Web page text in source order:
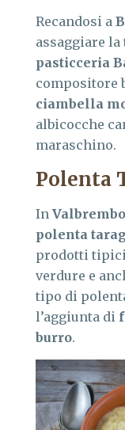
Recandosi a
assaggiare la
pasticceria
compositore
ciambella
albicocche
maraschino.
Polenta
In Valbrembo
polenta
prodotti
verdure e
tipo di
l’aggiunta di
burro.